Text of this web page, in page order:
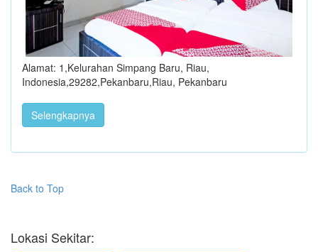
Alamat: 1,Kelurahan Simpang Baru, Riau,
Indonesia,29282,Pekanbaru,Riau, Pekanbaru
Selengkapnya
Back to Top
Lokasi Sekitar: